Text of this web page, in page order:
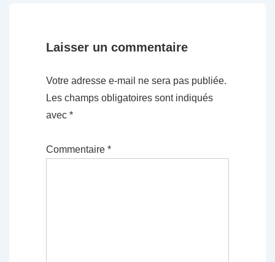
Laisser un commentaire
Votre adresse e-mail ne sera pas publiée.
Les champs obligatoires sont indiqués
avec *
Commentaire *